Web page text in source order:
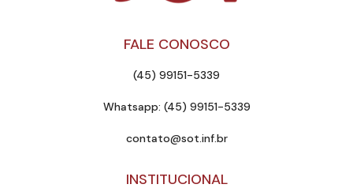
FALE CONOSCO
(45) 99151-5339
Whatsapp: (45) 99151-5339
contato@sot.inf.br
INSTITUCIONAL